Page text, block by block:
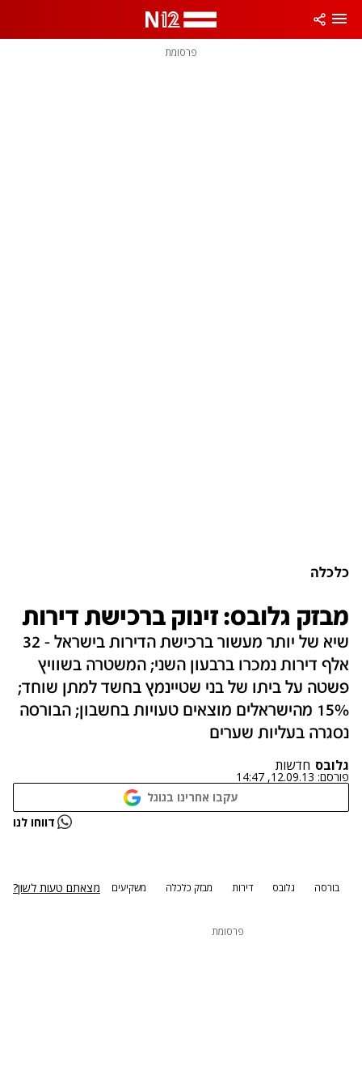
פרסומת
כלכלה
מבזק גלובס: זינוק ברכישת דירות
שיא של יותר מעשור ברכישת הדירות בישראל - 32
אלף דירות נמכרו ברבעון השני; המשטרה בשוויץ
פשטה על ביתו של בני שטיינמץ בחשד למתן שוחד;
15% מהישראלים מוצאים טעויות בחשבון; הבורסה
נסגרה בעליות שערים
גלובס חדשות
פורסם: 12.09.13, 14:47
עקבו אחרינו בגוגל
נתקלנו בבעיה דווחו לנו
בורסה גלובס דירות מבזק כלכלה משקיעים מצאתם טעות לשון?
פרסומת